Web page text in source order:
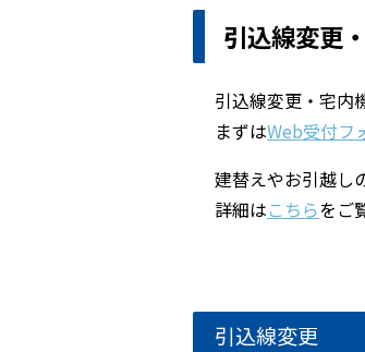
引込線変更
引込線変更・宅内
まずはWeb受付フ
建替えやお引越し
詳細はこちらをご
引込線変更